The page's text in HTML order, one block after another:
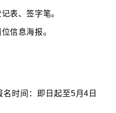
表、签字笔。
信息海报。
时间：即日起至5月4日